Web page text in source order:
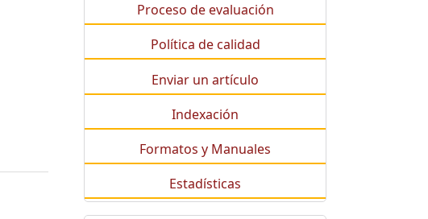
Proceso de evaluación
Política de calidad
Enviar un artículo
Indexación
Formatos y Manuales
Estadísticas